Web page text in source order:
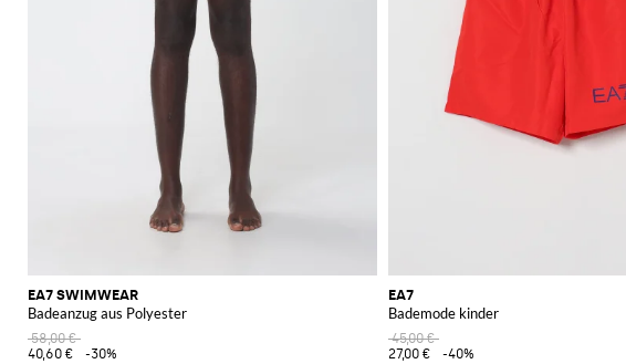
EA7 SWIMWEAR
Badeanzug aus Polyester
58,00 €
40,60 €
-30%
EA7
Bademode kinder
45,00 €
27,00 €
-40%